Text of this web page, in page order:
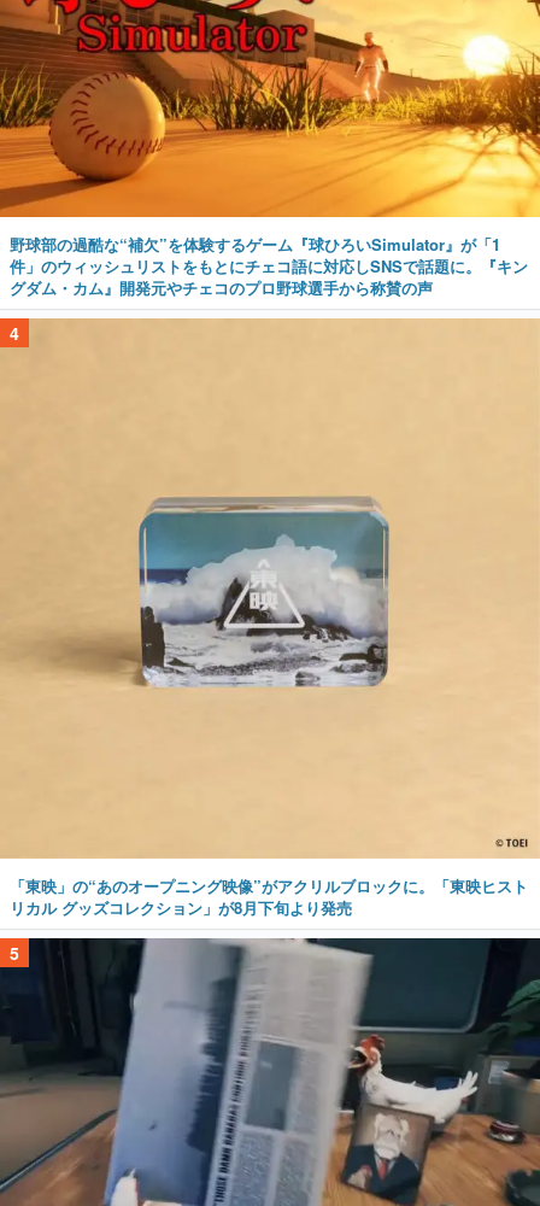
野球部の過酷な“補欠”を体験するゲーム『球ひろいSimulator』が「1
件」のウィッシュリストをもとにチェコ語に対応しSNSで話題に。『キン
グダム・カム』開発元やチェコのプロ野球選手から称賛の声
4
「東映」の“あのオープニング映像”がアクリルブロックに。「東映ヒスト
リカル グッズコレクション」が8月下旬より発売
5